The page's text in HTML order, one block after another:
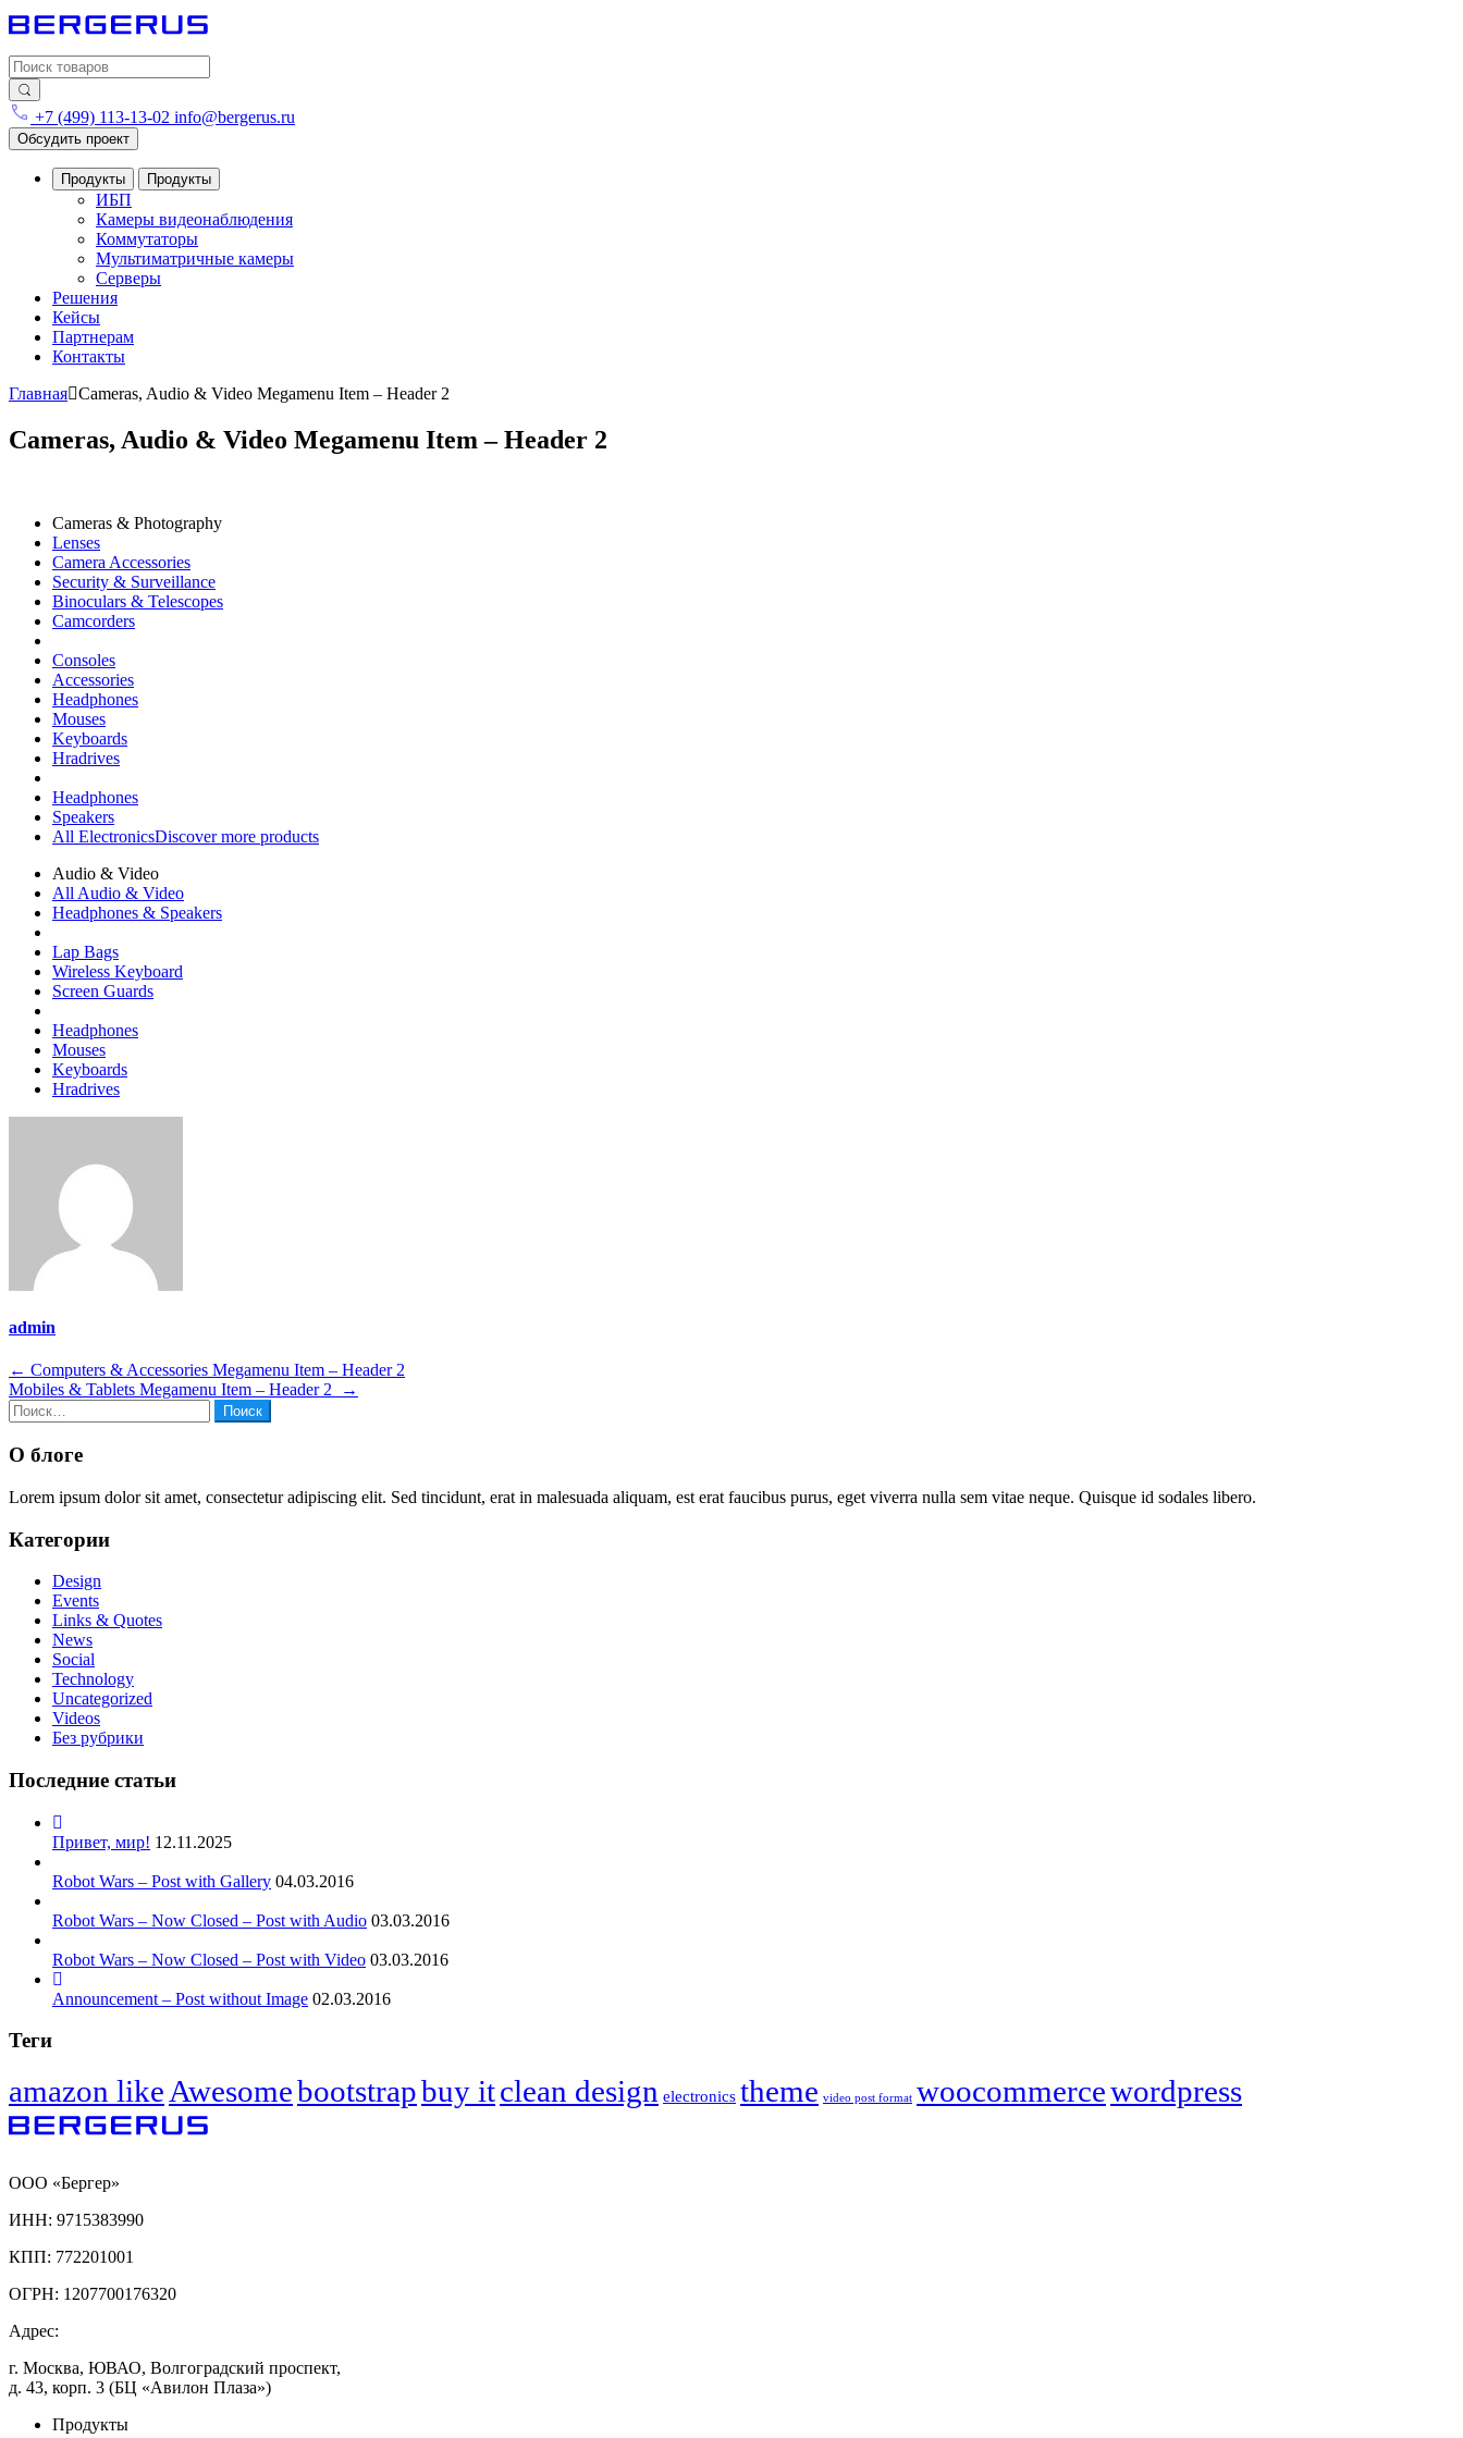
Search for:
+7 (499) 113-13-02 info@bergerus.ru
Обсудить проект
Продукты Продукты
ИБП
Камеры видеонаблюдения
Коммутаторы
Мультиматричные камеры
Серверы
Решения
Кейсы
Партнерам
Контакты
Главная Cameras, Audio & Video Megamenu Item – Header 2
Cameras, Audio & Video Megamenu Item – Header 2
Cameras & Photography
Lenses
Camera Accessories
Security & Surveillance
Binoculars & Telescopes
Camcorders
Consoles
Accessories
Headphones
Mouses
Keyboards
Hradrives
Headphones
Speakers
All ElectronicsDiscover more products
Audio & Video
All Audio & Video
Headphones & Speakers
Lap Bags
Wireless Keyboard
Screen Guards
Headphones
Mouses
Keyboards
Hradrives
admin
Навигация
по
← Computers & Accessories Megamenu Item – Header 2
Mobiles & Tablets Megamenu Item – Header 2
→
Найти:
О блоге
Lorem ipsum dolor sit amet, consectetur adipiscing elit. Sed tincidunt, erat in malesuada aliquam, est erat faucibus purus, eget viverra nulla sem vitae neque. Quisque id sodales libero.
Категории
Design
Events
Links & Quotes
News
Social
Technology
Uncategorized
Videos
Без рубрики
Последние статьи
Привет, мир! 12.11.2025
Robot Wars – Post with Gallery 04.03.2016
Robot Wars – Now Closed – Post with Audio 03.03.2016
Robot Wars – Now Closed – Post with Video 03.03.2016
Announcement – Post without Image 02.03.2016
Теги
amazon like Awesomebootstrapbuy itclean design electronics theme video post format woocommercewordpress
ООО «Бергер»
ИНН: 9715383990
КПП: 772201001
ОГРН: 1207700176320
Адрес:
г. Москва, ЮВАО, Волгоградский проспект,
д. 43, корп. 3 (БЦ «Авилон Плаза»)
Продукты